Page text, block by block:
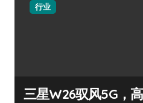
行业
三星W26驭风5G，